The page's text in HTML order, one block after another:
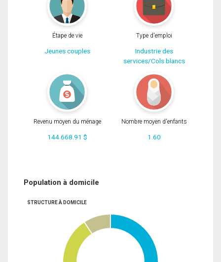
Étape de vie
Jeunes couples
Type d'emploi
Industrie des
services/Cols blancs
Revenu moyen du ménage
144 668.91 $
Nombre moyen d'enfants
1.60
Population à domicile
STRUCTURE À DOMICILE